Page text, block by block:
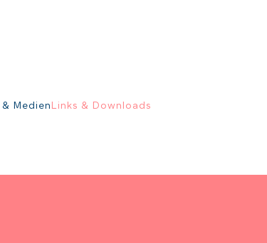
Medien Links & Downloads